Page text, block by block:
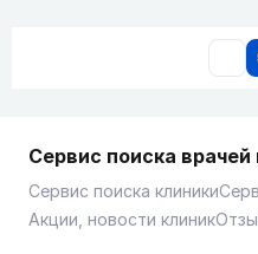
Сервис поиска врачей
Сервис поиска клиники
Акции, новости клиник